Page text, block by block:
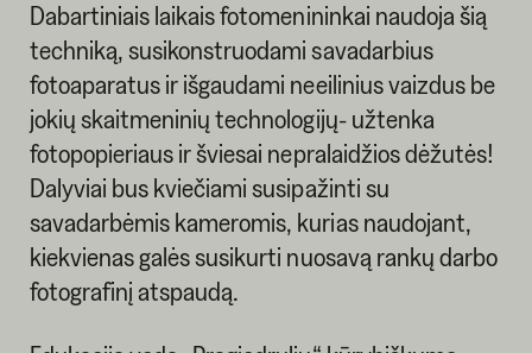
Dabartiniais laikais fotomenininkai naudoja šią
techniką, susikonstruodami savadarbius
fotoaparatus ir išgaudami neeilinius vaizdus be
jokių skaitmeninių technologijų- užtenka
fotopopieriaus ir šviesai nepralaidžios dėžutės!
Dalyviai bus kviečiami susipažinti su
savadarbėmis kameromis, kurias naudojant,
kiekvienas galės susikurti nuosavą rankų darbo
fotografinį atspaudą.